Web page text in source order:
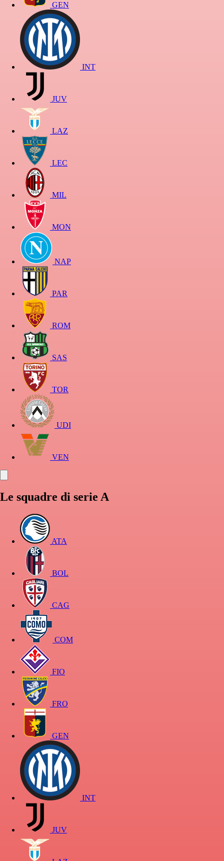
GEN
INT
JUV
LAZ
LEC
MIL
MON
NAP
PAR
ROM
SAS
TOR
UDI
VEN
Le squadre di serie A
ATA
BOL
CAG
COM
FIO
FRO
GEN
INT
JUV